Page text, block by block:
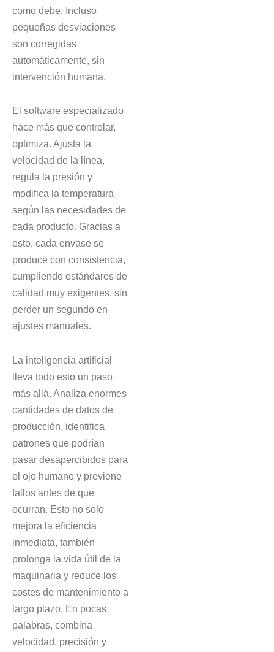
como debe. Incluso
pequeñas desviaciones
son corregidas
automáticamente, sin
intervención humana.
El software especializado
hace más que controlar,
optimiza. Ajusta la
velocidad de la línea,
regula la presión y
modifica la temperatura
según las necesidades de
cada producto. Gracias a
esto, cada envase se
produce con consistencia,
cumpliendo estándares de
calidad muy exigentes, sin
perder un segundo en
ajustes manuales.
La inteligencia artificial
lleva todo esto un paso
más allá. Analiza enormes
cantidades de datos de
producción, identifica
patrones que podrían
pasar desapercibidos para
el ojo humano y previene
fallos antes de que
ocurran. Esto no solo
mejora la eficiencia
inmediata, también
prolonga la vida útil de la
maquinaria y reduce los
costes de mantenimiento a
largo plazo. En pocas
palabras, combina
velocidad, precisión y